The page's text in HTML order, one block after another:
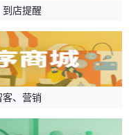
店提醒
客、营销